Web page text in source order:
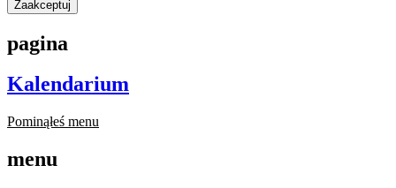
Zaakceptuj
pagina
Kalendarium
Pominąłeś menu
menu